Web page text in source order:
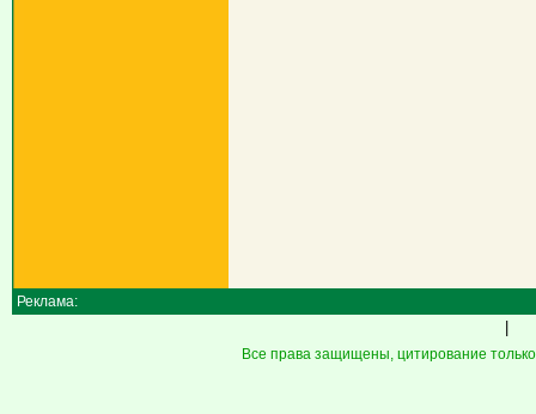
Реклама:
Все права защищены, цитирование